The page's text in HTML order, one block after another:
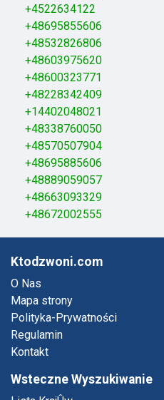
+4522634122
+48695855606
+48532826806
+48603975620
+48600323771
+48228342409
+14402048021
+48338760050
+48570507904
+48695885606
+48889059057
+48663093329
+48672002555
Ktodzwoni.com
O Nas
Mapa strony
Polityka-Prywatności
Regulamin
Kontakt
Wsteczne Wyszukiwanie